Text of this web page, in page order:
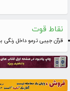
نقاط قوت
قرآن جیبی ترمو داخل